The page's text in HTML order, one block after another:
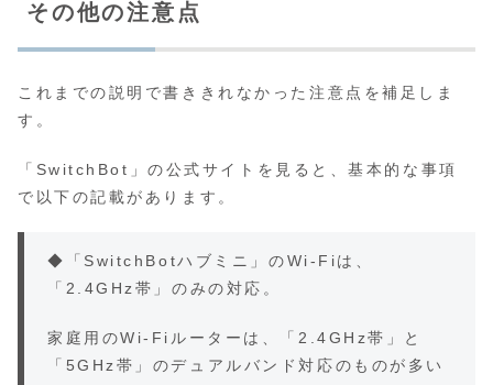
その他の注意点
これまでの説明で書ききれなかった注意点を補足しま
す。
「SwitchBot」の公式サイトを見ると、基本的な事項
で以下の記載があります。
◆「SwitchBotハブミニ」のWi-Fiは、
「2.4GHz帯」のみの対応。
家庭用のWi-Fiルーターは、「2.4GHz帯」と
「5GHz帯」のデュアルバンド対応のものが多い